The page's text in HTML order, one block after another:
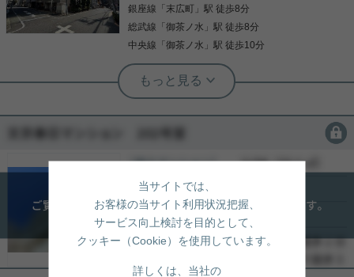
フォーム済みです！ 気になった方はお気軽にご連絡
ください。 お問い合わせお待ちしております。
写真(9)
しております。 ◇お電話でのご相談もお気軽にどう
ぞ◇ 実用春日ホーム株式会社 茗荷谷店 ＴＥＬ:０
３－６９０２－５０２１
写真(9)
銀座線 「 末広町 」駅 徒歩8分
総武線 「御茶ノ水 」駅 徒歩8分
中央線 「御茶ノ水 」駅 徒歩10分
根津駅前センター（実用根津ホーム株式会社 根津駅前センター） スタ
ッフ小西
湯島小学区のリノベーションマンショ
ン
り使い勝手が良好です。 是非ご覧下さい。
会員限定
会員限定
-
当サイトでは、
お客様の当サイト利用状況把握、
サービス向上検討を目的として、
クッキー（Cookie）を使用しています。
詳しくは、当社の